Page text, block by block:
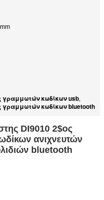
γραμμωτών κωδίκων usb,
γραμμωτών κωδίκων bluetooth
DI9010 2$ος
ανιχνευτών
bluetooth